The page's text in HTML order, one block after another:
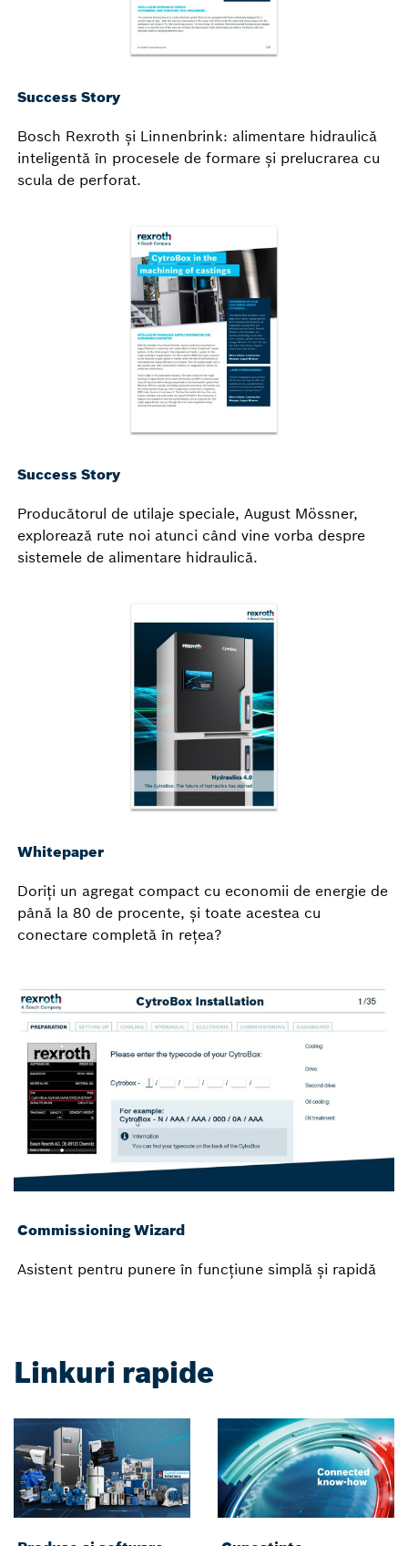
Success Story
Bosch Rexroth și Linnenbrink: alimentare hidraulică
inteligentă în procesele de formare și prelucrarea cu
scula de perforat.
Success Story
Producătorul de utilaje speciale, August Mössner,
explorează rute noi atunci când vine vorba despre
sistemele de alimentare hidraulică.
Whitepaper
Doriți un agregat compact cu economii de energie de
până la 80 de procente, și toate acestea cu
conectare completă în rețea?
Commissioning Wizard
Asistent pentru punere în funcțiune simplă și rapidă
Linkuri rapide